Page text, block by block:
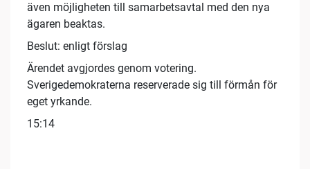
även möjligheten till samarbetsavtal med den nya
ägaren beaktas.
Beslut: enligt förslag
Ärendet avgjordes genom votering.
Sverigedemokraterna reserverade sig till förmån för
eget yrkande.
15:14